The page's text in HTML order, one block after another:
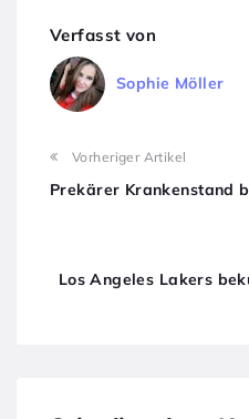
Verfasst von
Sophie Möller
Vorheriger Artikel
Prekärer Krankenstand
Los Angeles Lakers